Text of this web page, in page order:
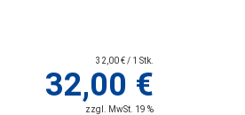
32,00 € / 1 Stk.
32,00 €
zzgl. MwSt. 19 %